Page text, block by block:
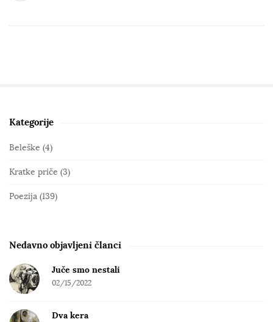
S
i
e
S
e
a
r
Kategorije
Beleške (4)
Kratke priče (3)
Poezija (139)
Nedavno objavljeni članci
Juče smo nestali
02/15/2022
Dva kera